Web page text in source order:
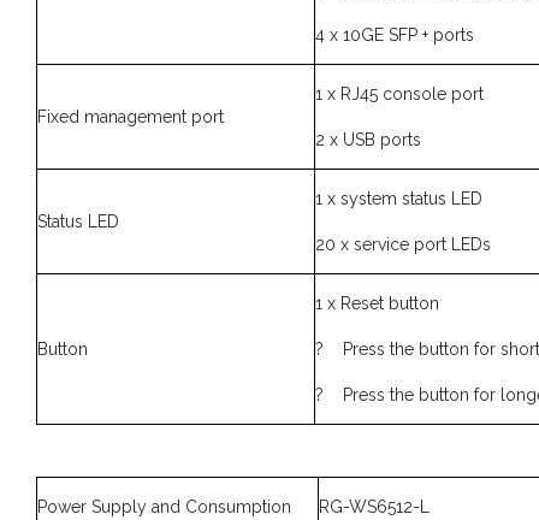
4 x 10GE SFP + ports
Fixed management port
1 x RJ45 console port
2 x USB ports
Status LED
1 x system status LED
20 x service port LEDs
Button
1 x Reset button
? Press the button for
? Press the button for
Power Supply and Consumption RG-WS6512-L